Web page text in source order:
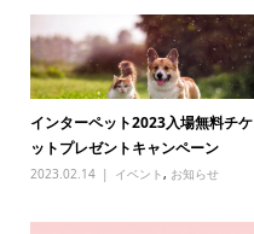
インターペット2023入場無料チケ
ットプレゼントキャンペーン
2023.02.14 イベント, お知らせ